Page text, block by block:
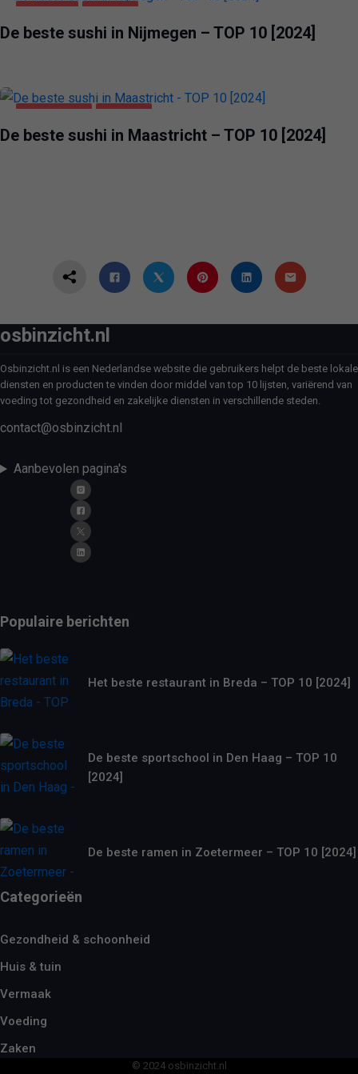
De beste sushi in Nijmegen – TOP 10 [2024]
De beste sushi in Maastricht – TOP 10 [2024]
osbinzicht.nl
Osbinzicht.nl is een Nederlandse website die gebruikers helpt de beste lokale
diensten en producten te vinden door middel van top 10 lijsten, variërend van
voeding tot gezondheid en zakelijke diensten in verschillende steden.
contact@osbinzicht.nl
Aanbevolen pagina's
Populaire berichten
Het beste restaurant in Breda – TOP 10 [2024]
De beste sportschool in Den Haag – TOP 10
[2024]
De beste ramen in Zoetermeer – TOP 10 [2024]
Categorieën
Gezondheid & schoonheid
Huis & tuin
Vermaak
Voeding
Zaken
© 2024 osbinzicht.nl